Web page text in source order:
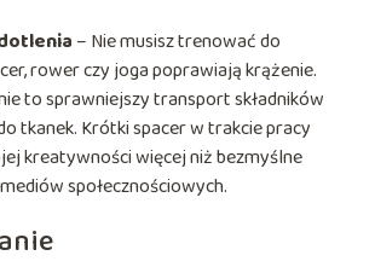
– Nie musisz trenować do
rower czy joga poprawiają krążenie.
to sprawniejszy transport składników
tkanek. Krótki spacer w trakcie pracy
kreatywności więcej niż bezmyślne
społecznościowych.